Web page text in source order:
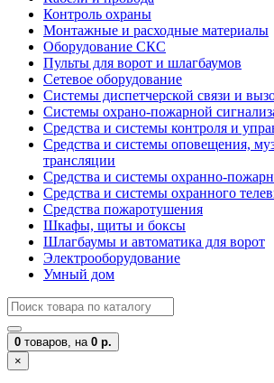
Контроль охраны
Монтажные и расходные материалы
Оборудование СКС
Пульты для ворот и шлагбаумов
Сетевое оборудование
Системы диспетчерской связи и
Системы охрано-пожарной
Средства и системы контроля и
Средства и системы оповещения,
трансляции
Средства и системы охранно-
Средства и системы охранного
Средства пожаротушения
Шкафы, щиты и боксы
Шлагбаумы и автоматика для ворот
Электрооборудование
Умный дом
0 товаров, на 0 р.
×